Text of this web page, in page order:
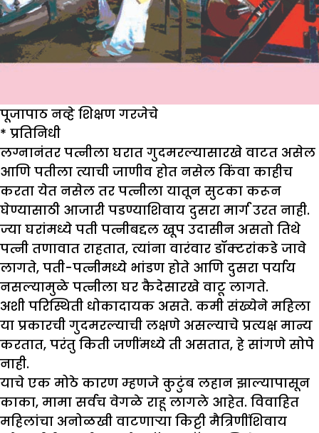
पूजापाठ नव्हे शिक्षण गरजेचे
* प्रतिनिधी
लग्नानंतर पत्नीला घरात गुदमरल्यासारखे वाटत असेल
आणि पतीला त्याची जाणीव होत नसेल किंवा काहीच
करता येत नसेल तर पत्नीला यातून सुटका करून
घेण्यासाठी आजारी पडण्याशिवाय दुसरा मार्ग उरत नाही.
ज्या घरांमध्ये पती पत्नीबद्दल खूप उदासीन असतो तिथे
पत्नी तणावात राहतात, त्यांना वारंवार डॉक्टरांकडे जावे
लागते, पती-पत्नीमध्ये भांडण होते आणि दुसरा पर्याय
नसल्यामुळे पत्नीला घर कैदेसारखे वाटू लागते.
अशी परिस्थिती धोकादायक असते. कमी संख्येने महिला
या प्रकारची गुदमरल्याची लक्षणे असल्याचे प्रत्यक्ष मान्य
करतात, परंतु किती जणींमध्ये ती असतात, हे सांगणे सोपे
नाही.
याचे एक मोठे कारण म्हणजे कुटुंब लहान झाल्यापासून
काका, मामा सर्वच वेगळे राहू लागले आहेत. विवाहित
महिलांचा अनोळखी वाटणाऱ्या किट्टी मैत्रिणींशिवाय